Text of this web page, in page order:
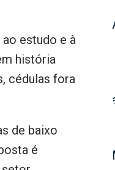
estudo e à
história
cédulas fora
de baixo
é